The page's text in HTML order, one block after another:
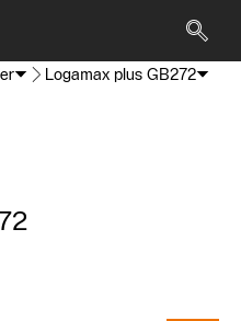
Logamax plus GB272